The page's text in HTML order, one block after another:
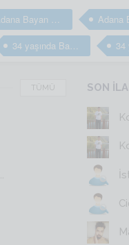
Adana Bayan arkadaş
34 yaşında Bayan arkadaş
TÜMÜ SON